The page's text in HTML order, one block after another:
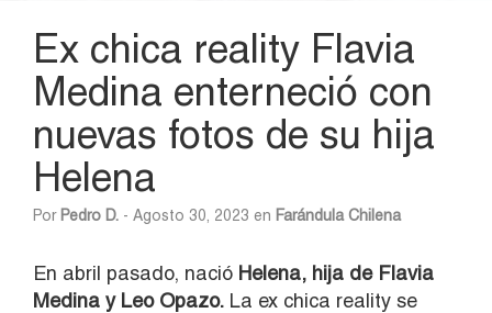
Ex chica reality Flavia
Medina enterneció con
nuevas fotos de su hija
Helena
Por Pedro D. - Agosto 30, 2023 en Farándula Chilena
En abril pasado, nació Helena, hija de Flavia
Medina y Leo Opazo. La ex chica reality se